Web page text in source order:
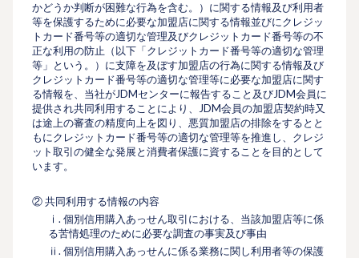
かどうか判断が困難な行為を含む。）に関する情報及び利用者
等を保護するために必要な加盟店に関する情報並びにクレジッ
トカード番号等の適切な管理及びクレジットカード番号等の不
正な利用の防止（以下「クレジットカード番号等の適切な管理
等」という。）に支障を及ぼす加盟店の行為に関する情報及び
クレジットカード番号等の適切な管理等に必要な加盟店に関す
る情報を、当社がJDMセンターに報告すること及びJDM会員に
提供され共同利用することにより、JDM会員の加盟店契約時又
は途上の審査の精度向上を図り、悪質加盟店の排除をするとと
もにクレジットカード番号等の適切な管理等を推進し、クレジ
ット取引の健全な発展と消費者保護に資することを目的として
います。
② 共同利用する情報の内容
ⅰ. 個別信用購入あっせん取引における、当該加盟店等に係
る苦情処理のために必要な調査の事実及び事由
ⅱ. 個別信用購入あっせんに係る業務に関し利用者等の保護